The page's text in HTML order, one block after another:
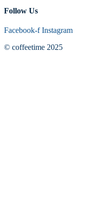
Follow Us
Facebook-f Instagram
© coffeetime 2025